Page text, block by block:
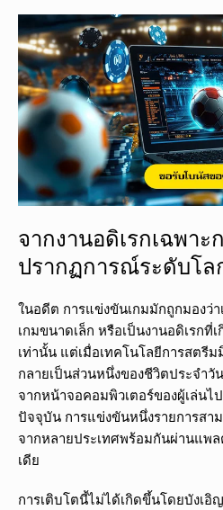
จากงานอดิเรกเฉพาะ
ปรากฏการณ์ระดับโล
ในอดีต การแข่งขันเกมมักถูกมองว่
เกมขนาดเล็ก หรือเป็นงานอดิเรก
เท่านั้น แต่เมื่อเทคโนโลยีการสตรี
กลายเป็นส่วนหนึ่งของชีวิตประจำ
จากหน้าจอคอมพิวเตอร์ของผู้เล่นไ
ปัจจุบัน การแข่งขันหนึ่งรายการสา
จากหลายประเทศพร้อมกันผ่านแพ
เดีย
การเติบโตนี้ไม่ได้เกิดขึ้นโดยบังเ